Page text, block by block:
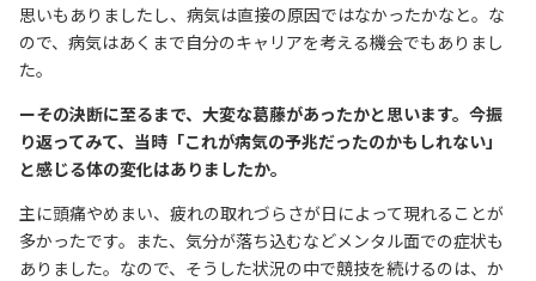
思いもありましたし、病気は直接の原因ではなかったかなと。な
ので、病気はあくまで自分のキャリアを考える機会でもありまし
た。
ーその決断に至るまで、大変な葛藤があったかと思います。今振
り返ってみて、当時「これが病気の予兆だったのかもしれない」
と感じる体の変化はありましたか。
主に頭痛やめまい、疲れの取れづらさが日によって現れることが
多かったです。また、気分が落ち込むなどメンタル面での症状も
ありました。なので、そうした状況の中で競技を続けるのは、か